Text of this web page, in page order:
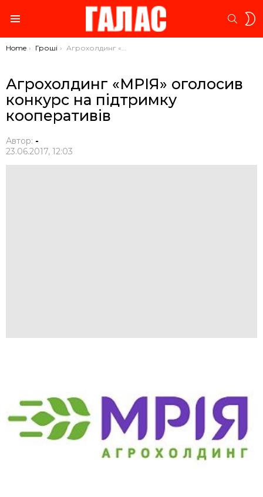
You are here:
Home Гроші Агрохолдинг «МРІЯ» оголосив конкурс на підтримку кооперативів
Агрохолдинг «МРІЯ» оголосив
конкурс на підтримку
кооперативів
Автор: -
23.06.2017, 12:03